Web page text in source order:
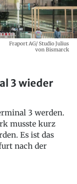
Fraport AG/ Studio Julius
von Bismarck
3 wieder
3 werden.
musste kurz
Es ist das
nach der